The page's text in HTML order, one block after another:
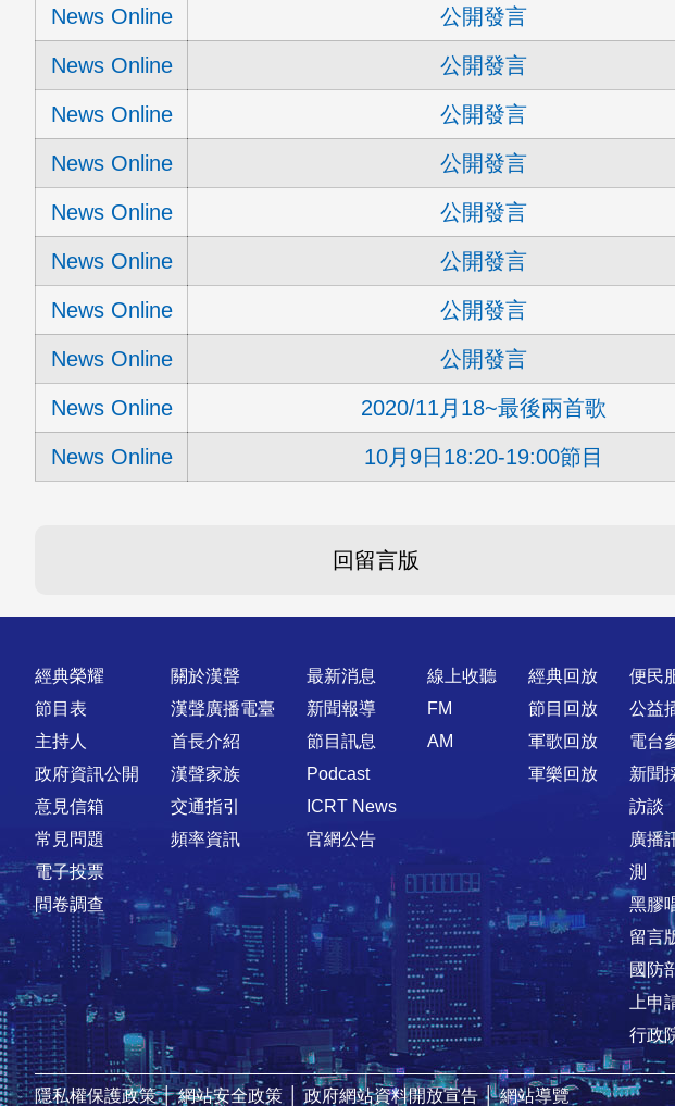
News Online 公開發言
News Online 公開發言
News Online 公開發言
News Online 公開發言
News Online 公開發言
News Online 公開發言
News Online 公開發言
News Online 公開發言
News Online 2020/11月18~最後兩首歌
News Online 10月9日18:20-19:00節目
回留言版
快速連結
經典榮耀
節目表
主持人
政府資訊公開
意見信箱
常見問題
電子投票
問卷調查
關於漢聲
漢聲廣播電臺
首長介紹
漢聲家族
交通指引
頻率資訊
最新消息
新聞報導
節目訊息
Podcast
ICRT News
官網公告
線上收聽
FM
AM
經典回放
節目回放
軍歌回放
軍樂回放
便民
公益
電台
新聞
訪談
廣播
測
黑膠
留言
國防
上申
行政
隱私權保護政策 │ 網站安全政策 │ 政府網站資料開放宣告 │ 網站導覽